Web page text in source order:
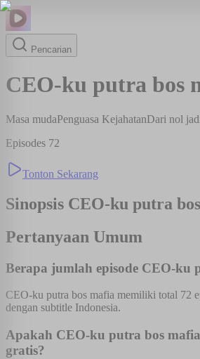
Pencarian
CEO-ku putra bos
Masa mudaPenguasa KejahatanDari nol
Episodes 72
Tonton Sekarang
Sinopsis CEO-ku putra
Pertanyaan Umum
Berapa jumlah episode CEO-ku
CEO-ku putra bos mafia memiliki total 72
dengan subtitle Indonesia.
Apakah CEO-ku putra bos
gratis?